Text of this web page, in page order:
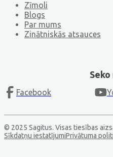
Zīmoli
Blogs
Par mums
Zinātniskās atsauces
Seko
Facebook
© 2025 Sagitus. Visas tiesības
Sīkdatņu iestatījumiPrivātuma